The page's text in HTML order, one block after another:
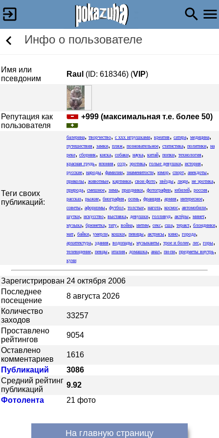
Инфо о пользователе
Имя или
псевдоним
Raul (ID: 618346) (VIP)
Репутация как
пользователя
+999 (максимальная т.е. более 50)
Теги своих
публикаций:
балерина, творчество, с xxx игрушками, креатив, сатира, медицина,
путешествия, замки, пляж, позновательное, статистика, политики, на
реке, сборник, киска, собаки, наука, китай, попки, технология,
красиая грудь, япония, ссср, эротика, голые девушки, история,
русские, народы, фамилии, знаменитости, юмор, спорт, анекдоты,
приколы, животные, картинки, свои фото, звёзды, люди, не эротика,
природа, смешное, зима, праздники, фотографии, юбилей, россия,
рассказ, рыжие, биография, осень, франция, армия, интересное,
советы, афоризмы, футбол, толстые, нагота, космос, автомобили,
шутки, искусство, выставка, девушки, голливуд, актёры, минет,
музыка, брюнетка, тату, война, интим, секс, сша, теракт, блондинки,
мат, байки, умерли, кошки, певицы, актрисы, кино, города,
архитектура, здания, водопады, музыканты, трое и более, лес, горы,
телевидение, певцы, италия, домашка, анал, пи-пи, предметы внутрь,
куни
Зарегистрирован 24 октября 2006
Последнее
посещение
8 августа 2026
Количество
заходов
33257
Проставлено
рейтингов
9054
Оставлено
комментариев
1616
Публикаций
3086
Средний рейтинг
публикаций
9.92
Фотолента
21 фото
На главную страницу